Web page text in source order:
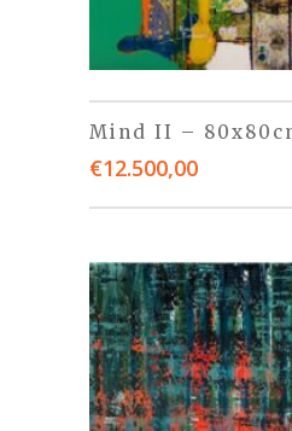
Mind II –
€12.500,00